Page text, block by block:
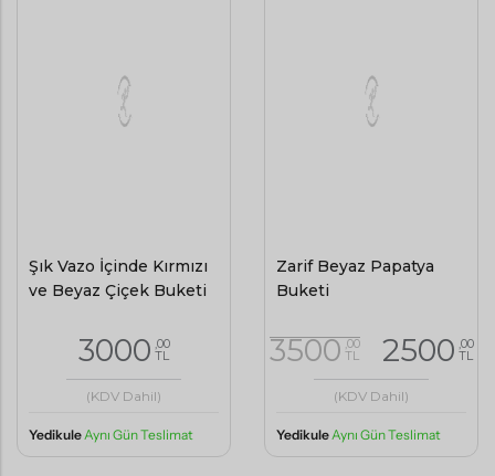
3000 ,00
TL
YedikuleAynı Gün Teslimat
3500 ,00
TL 2500
YedikuleAynı Gün Teslimat